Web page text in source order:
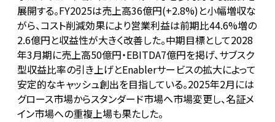
展開する。FY2025は売上高36億円(+2.8%)と小幅増収な
がら、コスト削減効果により営業利益は前期比44.6%増の
2.6億円と収益性が大きく改善した。中期目標として2028
年3月期に売上高50億円・EBITDA7億円を掲げ、サブスク
型収益比率の引き上げとEnablerサービスの拡大によって
安定的なキャッシュ創出を目指している。2025年2月には
グロース市場からスタンダード市場へ市場変更し、名証メ
イン市場への重複上場も果たした。